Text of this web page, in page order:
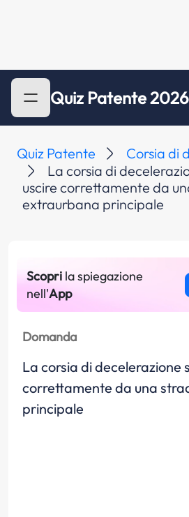
Quiz Patente 2026
Quiz Patente
Corsia di
La corsia di
uscire correttamente da
extraurbana principale
Scopri la spiegazione
nell'App
Domanda
La corsia di decelerazione
correttamente da una
principale